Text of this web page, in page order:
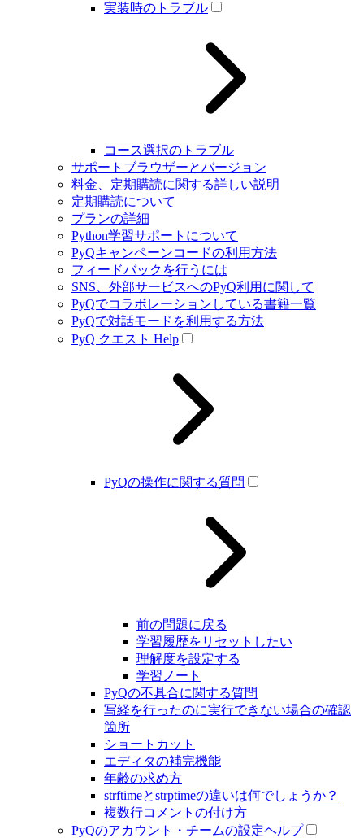
実装時のトラブル
コース選択のトラブル
サポートブラウザーとバージョン
料金、定期購読に関する詳しい説明
定期購読について
プランの詳細
Python学習サポートについて
PyQキャンペーンコードの利用方法
フィードバックを行うには
SNS、外部サービスへのPyQ利用に関して
PyQでコラボレーションしている書籍一覧
PyQで対話モードを利用する方法
PyQ クエスト Help
PyQの操作に関する質問
前の問題に戻る
学習履歴をリセットしたい
理解度を設定する
学習ノート
PyQの不具合に関する質問
写経を行ったのに実行できない場合の確認
箇所
ショートカット
エディタの補完機能
年齢の求め方
strftimeとstrptimeの違いは何でしょうか？
複数行コメントの付け方
PyQのアカウント・チームの設定ヘルプ